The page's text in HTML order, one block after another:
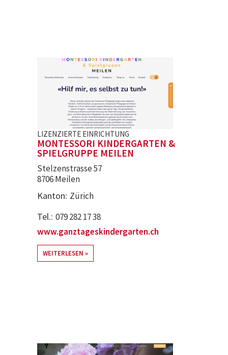
LIZENZIERTE EINRICHTUNG
MONTESSORI KINDERGARTEN &
SPIELGRUPPE MEILEN
Stelzenstrasse 57
8706 Meilen
Kanton Zürich
Tel. 079 282 17 38
www.ganztageskindergarten.ch
WEITERLESEN